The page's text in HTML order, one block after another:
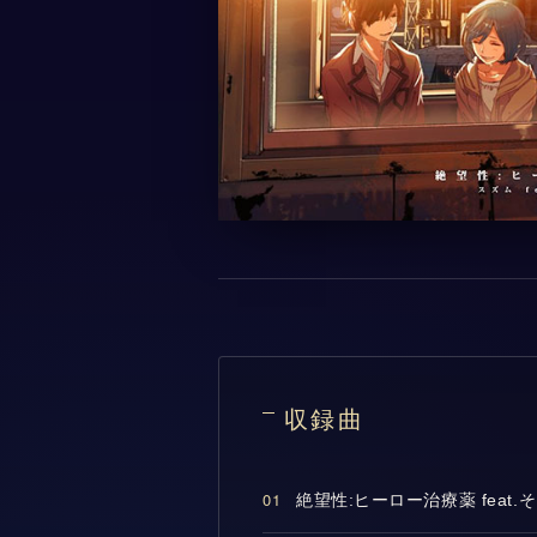
収録曲
01 絶望性:ヒーロー治療薬 feat.